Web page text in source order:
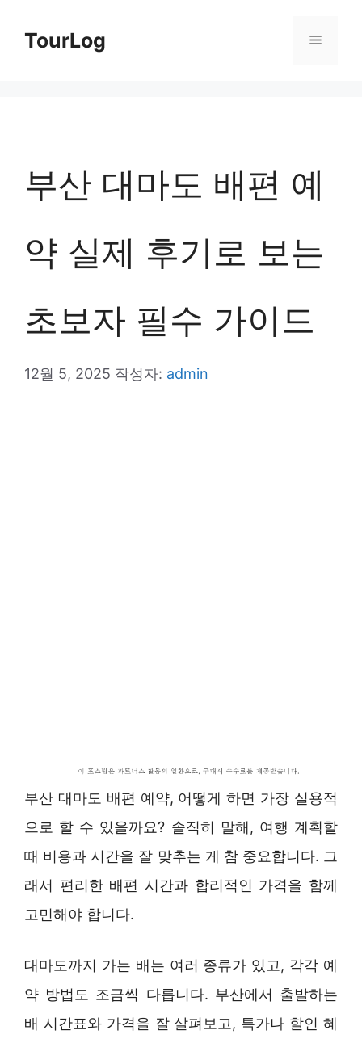
TourLog 메
부산 대마도 배편 예
약 실제 후기로 보는
초보자 필수 가이드
12월 5, 2025 작성자: admin
부산 대마도 배편 예약, 어떻게 하면 가장 실용적
으로 할 수 있을까요? 솔직히 말해, 여행 계획할
때 비용과 시간을 잘 맞추는 게 참 중요합니다. 그
래서 편리한 배편 시간과 합리적인 가격을 함께
고민해야 합니다.
대마도까지 가는 배는 여러 종류가 있고, 각각 예
약 방법도 조금씩 다릅니다. 부산에서 출발하는
배 시간표와 가격을 잘 살펴보고, 특가나 할인 혜